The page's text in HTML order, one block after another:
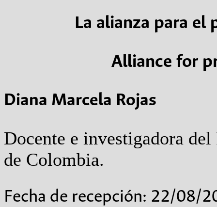
La alianza para el
Alliance for
Diana Marcela Rojas
Docente e investigadora
de Colombia.
Fecha de recepción: 22/08/